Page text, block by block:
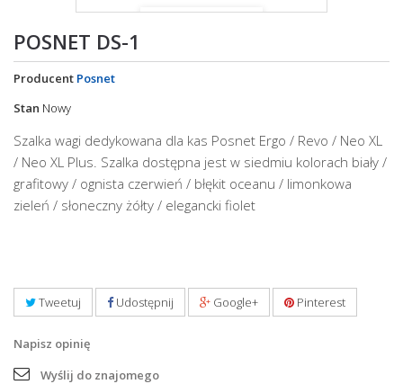
POSNET DS-1
Producent Posnet
Stan Nowy
Szalka wagi dedykowana dla kas Posnet Ergo / Revo / Neo XL
/ Neo XL Plus. Szalka dostępna jest w siedmiu kolorach biały /
grafitowy / ognista czerwień / błękit oceanu / limonkowa
zieleń / słoneczny żółty / elegancki fiolet
Tweetuj Udostępnij Google+ Pinterest
Napisz opinię
Wyślij do znajomego